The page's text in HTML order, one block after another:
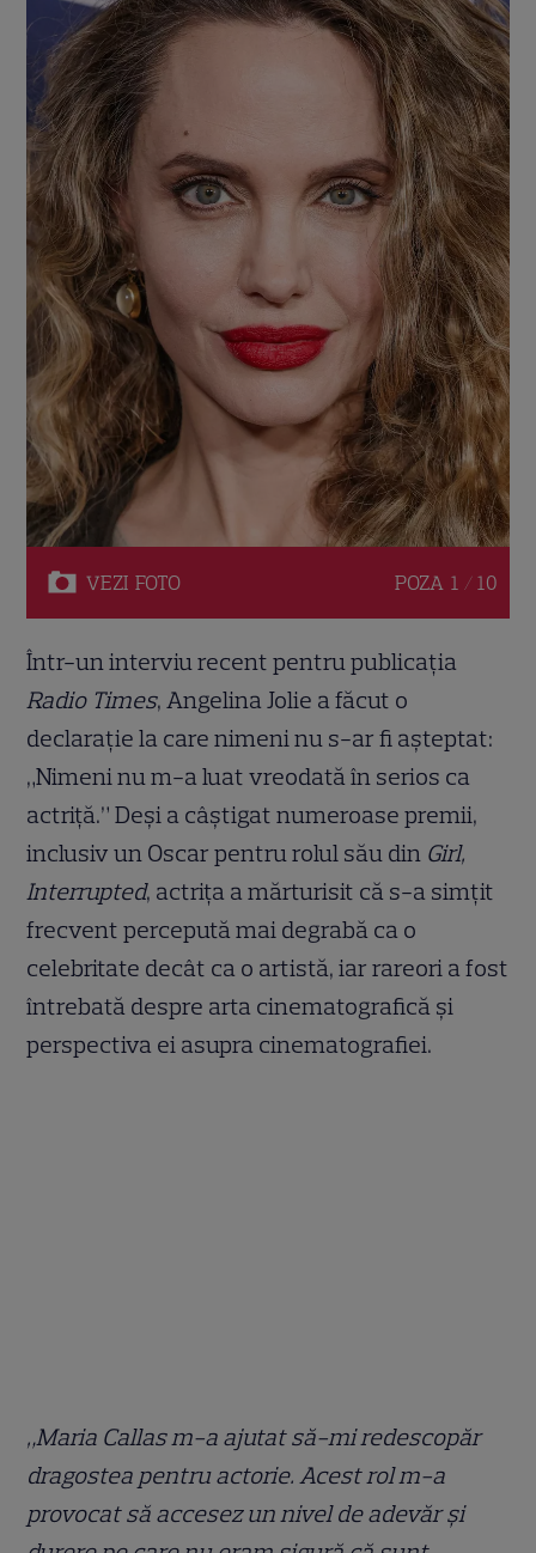
VEZI FOTO POZA 1 / 10
Într-un interviu recent pentru publicația
Radio Times, Angelina Jolie a făcut o
declarație la care nimeni nu s-ar fi așteptat:
„Nimeni nu m-a luat vreodată în serios ca
actriță.” Deși a câștigat numeroase premii,
inclusiv un Oscar pentru rolul său din Girl,
Interrupted, actrița a mărturisit că s-a simțit
frecvent percepută mai degrabă ca o
celebritate decât ca o artistă, iar rareori a fost
întrebată despre arta cinematografică și
perspectiva ei asupra cinematografiei.
„Maria Callas m-a ajutat să-mi redescopăr
dragostea pentru actorie. Acest rol m-a
provocat să accesez un nivel de adevăr și